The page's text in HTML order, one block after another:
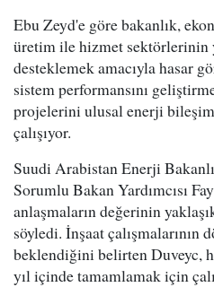
Ebu Zeyd'e göre bakanlık,
üretim ile hizmet sektörlerinin
desteklemek amacıyla hasar
sistem performansını
projelerini ulusal enerji
çalışıyor.
Suudi Arabistan Enerji
Sorumlu Bakan Yardımcısı
anlaşmaların değerinin
söyledi. İnşaat çalışmalarının
beklendiğini belirten Duveyc,
yıl içinde tamamlamak için